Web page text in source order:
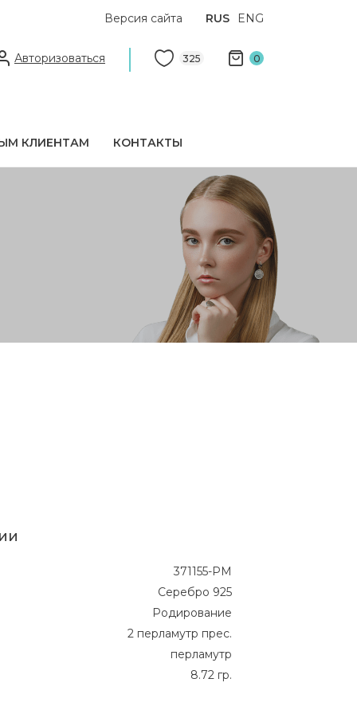
Версия сайта RUS ENG
Авторизоваться 325 0
КЛИЕНТАМ КОНТАКТЫ
371155-PM
Серебро 925
Родирование
2 перламутр прес.
перламутр
8.72 гр.